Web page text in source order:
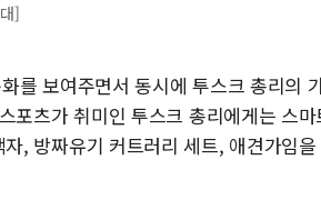
]
를 보여주면서 동시에 투스크 총리의
포츠가 취미인 투스크 총리에게는 스
, 방짜유기 커트러리 세트, 애견가임